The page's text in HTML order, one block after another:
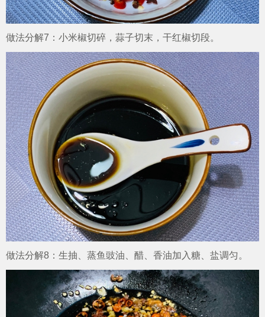
做法分解7：小米椒切碎，蒜子切末，干红椒切段。
做法分解8：生抽、蒸鱼豉油、醋、香油加入糖、盐调匀。